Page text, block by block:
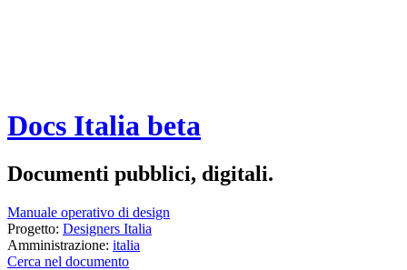
Docs Italia beta
Documenti pubblici, digitali.
Manuale operativo di design
Progetto: Designers Italia
Amministrazione: italia
Cerca nel documento